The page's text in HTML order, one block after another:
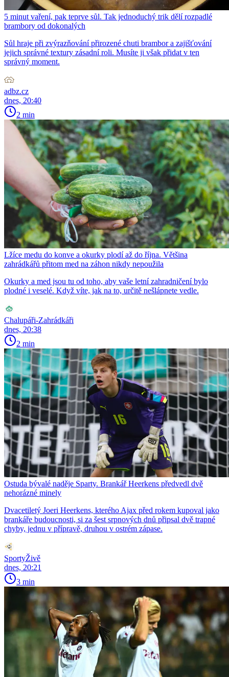
5 minut vaření, pak teprve sůl. Tak jednoduchý trik dělí rozpadlé
brambory od dokonalých
Sůl hraje při zvýrazňování přirozené chuti brambor a zajišťování
jejich správné textury zásadní roli. Musíte ji však přidat v ten
správný moment.
adbz.cz
dnes, 20:40
2 min
Lžíce medu do konve a okurky plodí až do října. Většina
zahrádkářů přitom med na záhon nikdy nepoužila
Okurky a med jsou tu od toho, aby vaše letní zahradničení bylo
plodné i veselé. Když víte, jak na to, určitě nešlápnete vedle.
Chalupáři-Zahrádkáři
dnes, 20:38
2 min
Ostuda bývalé naděje Sparty. Brankář Heerkens předvedl dvě
nehorázné minely
Dvacetiletý Joeri Heerkens, kterého Ajax před rokem kupoval jako
brankáře budoucnosti, si za šest srpnových dnů připsal dvě trapné
chyby, jednu v přípravě, druhou v ostrém zápase.
SportyŽivě
dnes, 20:21
3 min